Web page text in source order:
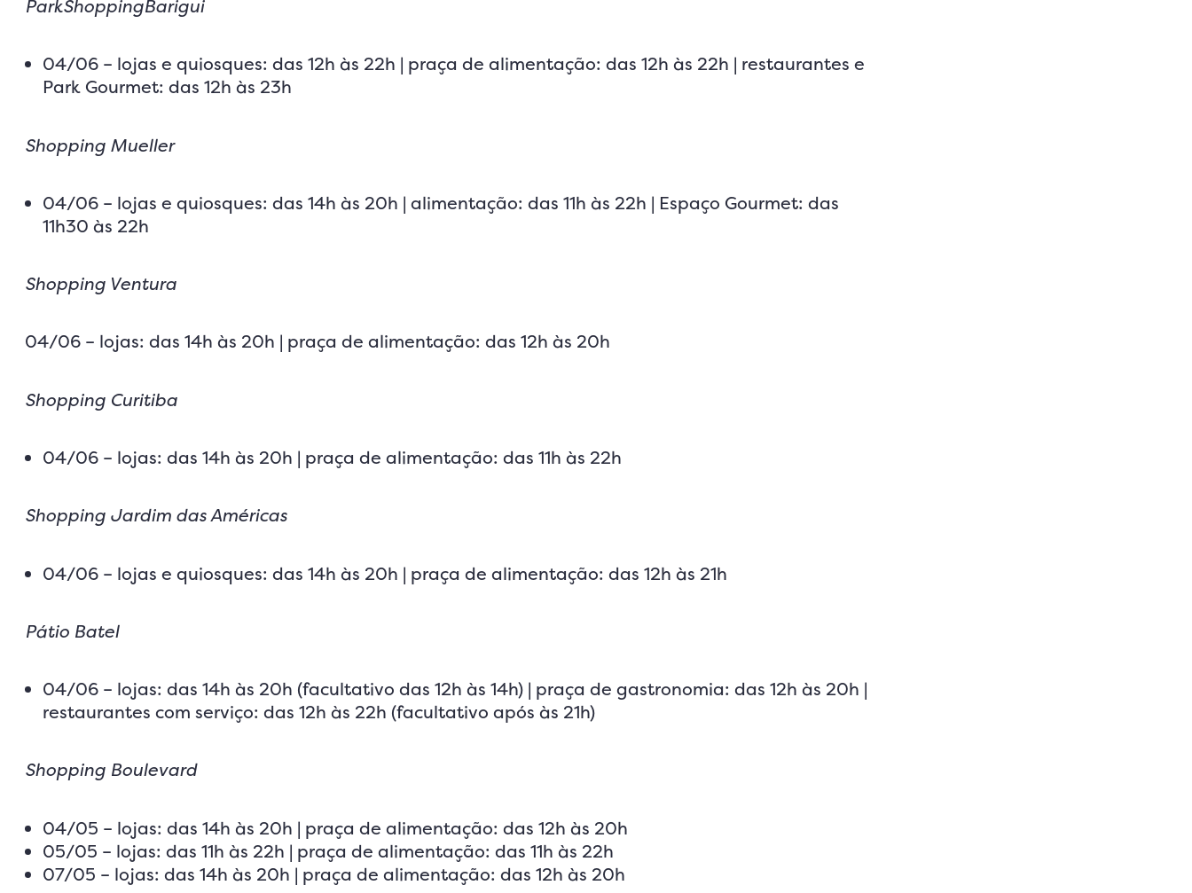
ParkShoppingBarigui
04/06 – lojas e quiosques: das 12h às 22h | praça de alimentação: das 12h às 22h | restaurantes e
Park Gourmet: das 12h às 23h
Shopping Mueller
04/06 – lojas e quiosques: das 14h às 20h | alimentação: das 11h às 22h | Espaço Gourmet: das
11h30 às 22h
Shopping Ventura
04/06 – lojas: das 14h às 20h | praça de alimentação: das 12h às 20h
Shopping Curitiba
04/06 – lojas: das 14h às 20h | praça de alimentação: das 11h às 22h
Shopping Jardim das Américas
04/06 – lojas e quiosques: das 14h às 20h | praça de alimentação: das 12h às 21h
Pátio Batel
04/06 – lojas: das 14h às 20h (facultativo das 12h às 14h) | praça de gastronomia: das 12h às 20h |
restaurantes com serviço: das 12h às 22h (facultativo após às 21h)
Shopping Boulevard
04/05 – lojas: das 14h às 20h | praça de alimentação: das 12h às 20h
05/05 – lojas: das 11h às 22h | praça de alimentação: das 11h às 22h
07/05 – lojas: das 14h às 20h | praça de alimentação: das 12h às 20h